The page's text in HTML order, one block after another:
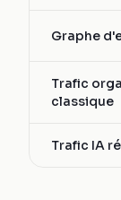
Graphe
Trafic
classique
Trafic IA